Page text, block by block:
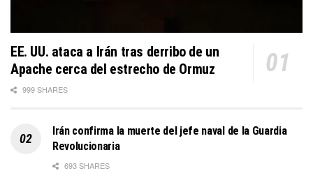
EE. UU. ataca a Irán tras derribo de un
Apache cerca del estrecho de Ormuz
999 SHARES
Irán confirma la muerte del jefe naval de la Guardia
Revolucionaria
693 SHARES